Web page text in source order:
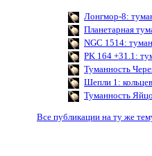
Лонгмор-8:
Планетарная
NGC 1514:
PK 164 +31.1:
Туманность
Шепли 1:
Туманность
Все публикации на ту же